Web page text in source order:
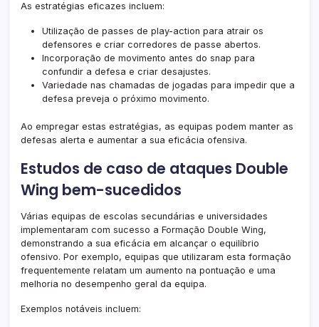
As estratégias eficazes incluem:
Utilização de passes de play-action para atrair os
defensores e criar corredores de passe abertos.
Incorporação de movimento antes do snap para
confundir a defesa e criar desajustes.
Variedade nas chamadas de jogadas para impedir que a
defesa preveja o próximo movimento.
Ao empregar estas estratégias, as equipas podem manter as
defesas alerta e aumentar a sua eficácia ofensiva.
Estudos de caso de ataques Double
Wing bem-sucedidos
Várias equipas de escolas secundárias e universidades
implementaram com sucesso a Formação Double Wing,
demonstrando a sua eficácia em alcançar o equilíbrio
ofensivo. Por exemplo, equipas que utilizaram esta formação
frequentemente relatam um aumento na pontuação e uma
melhoria no desempenho geral da equipa.
Exemplos notáveis incluem: